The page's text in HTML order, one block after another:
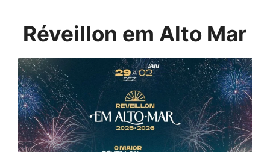
Réveillon em Alto Mar